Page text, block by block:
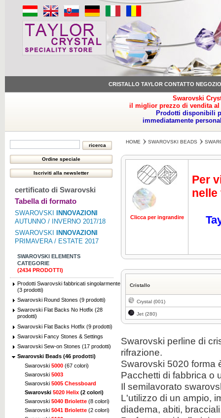
CRISTALLO TAYLOR CONTATTO NEGOZIO
Swarovski
il miglior prezzo di vendita
Prodotti disponibili
immediatamente
certificato di Swarovski
Tabella di formato
SWAROVSKI
INNOVAZIONI
AUTUNNO / INVERNO 2017/18
SWAROVSKI
INNOVAZIONI
PRIMAVERA / ESTATE 2017
SWAROVSKI ELEMENTS
CATEGORIE
(2434 PRODOTTI)
Prodotti Swarovski fabbricati singolarmente
(3 prodotti)
Swarovski Round Stones (9 prodotti)
Swarovski Flat Backs No Hotfix (28
prodotti)
Swarovski Flat Backs Hotfix (9 prodotti)
Swarovski Fancy Stones & Settings
Swarovski Sew-on Stones (17 prodotti)
Swarovski Beads (46 prodotti)
Swarovski 5000 (67 colori)
Swarovski 5003
Swarovski 5005 Chessboard
Swarovski 5020 Helix (2 colori)
Swarovski 5040 Briolette (8 colori)
Swarovski 5041 Briolette (2 colori)
HOME SWAROVSKI BEADS
Clicca per ingrandire Clicca per
Per
nelle
Cristallo
Crystal (001)
Jet (280)
Swarovski perline di
rifrazione.
Swarovski 5020 forma
Pacchetti di fabbrica o
Il semilavorato
L'utilizzo di un ampio,
diadema, abiti,